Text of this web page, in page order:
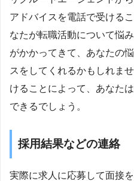
アドバイスを電話で受ける
なたが転職活動について悩
がかかってきて、あなたの
スをしてくれるかもしれま
けることによって、あなた
できるでしょう。
採用結果などの連絡
実際に求人に応募して面接